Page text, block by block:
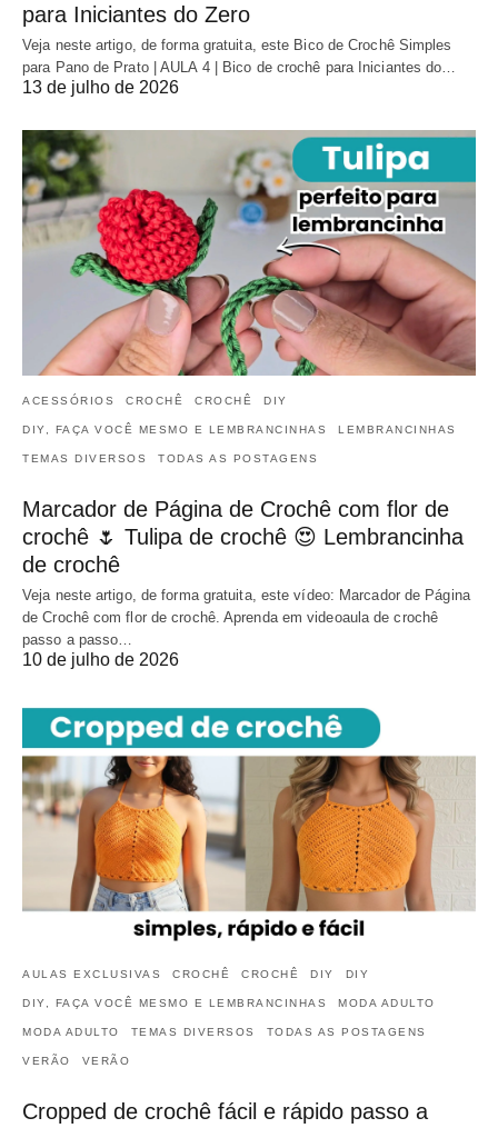
para Iniciantes do Zero
Veja neste artigo, de forma gratuita, este Bico de Crochê Simples
para Pano de Prato | AULA 4 | Bico de crochê para Iniciantes do…
13 de julho de 2026
ACESSÓRIOS CROCHÊ CROCHÊ DIY
DIY, FAÇA VOCÊ MESMO E LEMBRANCINHAS LEMBRANCINHAS
TEMAS DIVERSOS TODAS AS POSTAGENS
Marcador de Página de Crochê com flor de
crochê 🌷 Tulipa de crochê 😍 Lembrancinha
de crochê
Veja neste artigo, de forma gratuita, este vídeo: Marcador de Página
de Crochê com flor de crochê. Aprenda em videoaula de crochê
passo a passo…
10 de julho de 2026
AULAS EXCLUSIVAS CROCHÊ CROCHÊ DIY DIY
DIY, FAÇA VOCÊ MESMO E LEMBRANCINHAS MODA ADULTO
MODA ADULTO TEMAS DIVERSOS TODAS AS POSTAGENS
VERÃO VERÃO
Cropped de crochê fácil e rápido passo a